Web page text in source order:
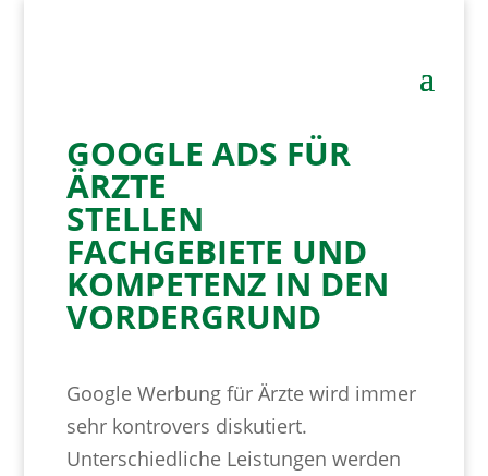
GOOGLE ADS FÜR
ÄRZTE
STELLEN
FACHGEBIETE UND
KOMPETENZ IN DEN
VORDERGRUND
Google Werbung für Ärzte wird immer
sehr kontrovers diskutiert.
Unterschiedliche Leistungen werden